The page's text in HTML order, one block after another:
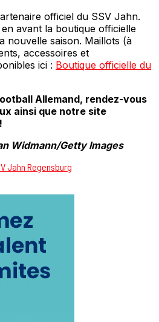
officiel du SSV Jahn.
avant la boutique officielle
nouvelle saison. Maillots (à
accessoires et
ici : Boutique officielle du
Allemand, rendez-vous
ainsi que notre site
!
Widmann/Getty Images
Jahn Regensburg